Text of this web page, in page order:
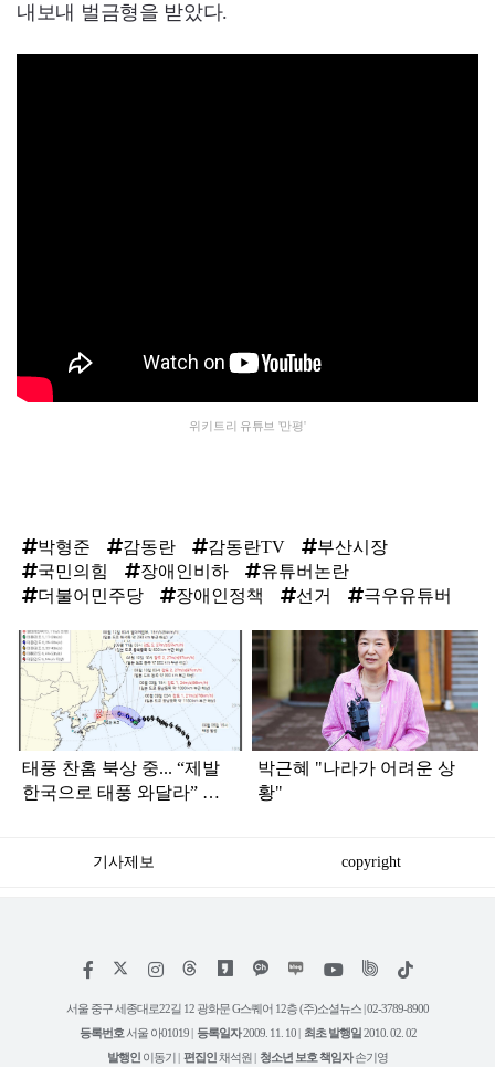
내보내 벌금형을 받았다.
위키트리 유튜브 '만평'
박형준 감동란 감동란TV
부산시장
국민의힘
장애인비하
유튜버논란
더불어민주당
장애인정책 선거 극우유튜버
탑
라
인
태풍 찬홈 북상 중... “제발
한국으로 태풍 와달라” 말
박근혜 "나라가 어려운 상
황"
기사제보 copyright
페
스
북
인
타
그
램
위
트
리
유
튜
틱
서울 중구 세종대로22길 12 광화문 G스퀘어 12층 (주)소셜뉴스 | 02-3789-8900
등록번호 서울 아01019 | 등록일자2009. 11. 10 | 최초 발행일2010. 02. 02
발행인 이동기 | 편집인채석원 | 청소년 보호 책임자손기영